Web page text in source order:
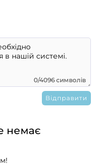
0/4096 символів
немає